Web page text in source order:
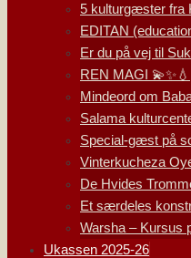
5 kulturgæster fra
EDITAN
Er du på vej til
REN MAGI 💫✨💧
Mindeord om
Salama
Special-gæst på
Vinterkucheza
De Hvides
Et særdeles
Warsha – Kursus
Ukassen 2025-26